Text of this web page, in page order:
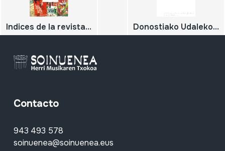
Indices de la revista "TXISTULARI" Donostiako Udaleko txistularien kontrtatzioei buruzko dokumentu ezberdinak.3
Contacto
943 493 578
soinuenea@soinuenea.eus